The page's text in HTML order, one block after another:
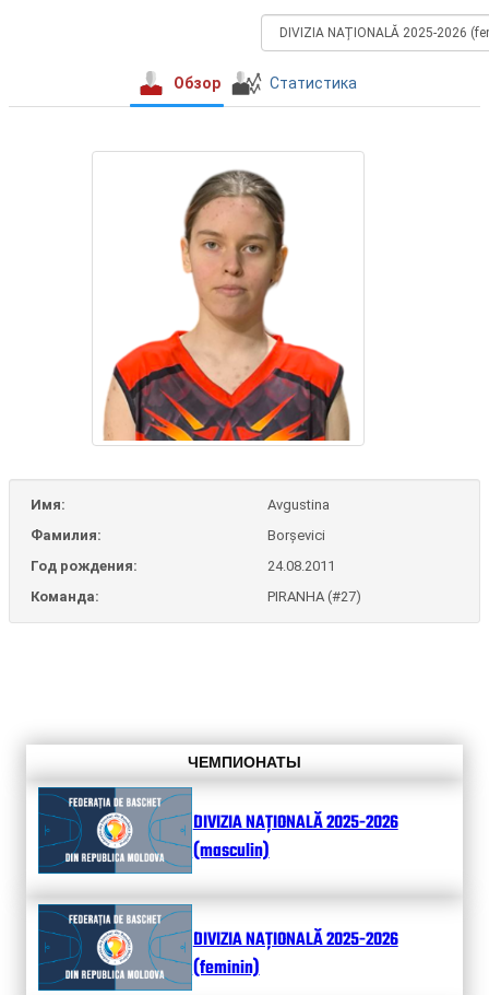
Обзор Статистика
Имя:
Avgustina
Фамилия:
Borșevici
Год рождения:
24.08.2011
Команда:
PIRANHA (#27)
ЧЕМПИОНАТЫ
DIVIZIA NAȚIONALĂ 2025-2026
(masculin)
DIVIZIA NAȚIONALĂ 2025-2026
(feminin)